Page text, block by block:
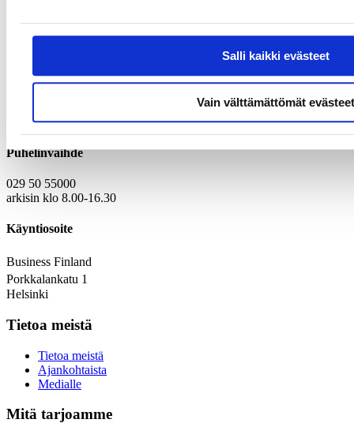
Salli kaikki evästeet
Vain välttämättömät evästeet
Yhteystiedot
Laskutustiedot
Puhelinvaihde
029 50 55000
arkisin klo 8.00-16.30
Käyntiosoite
Business Finland
Porkkalankatu 1
Helsinki
Tietoa meistä
Tietoa meistä
Ajankohtaista
Medialle
Mitä tarjoamme